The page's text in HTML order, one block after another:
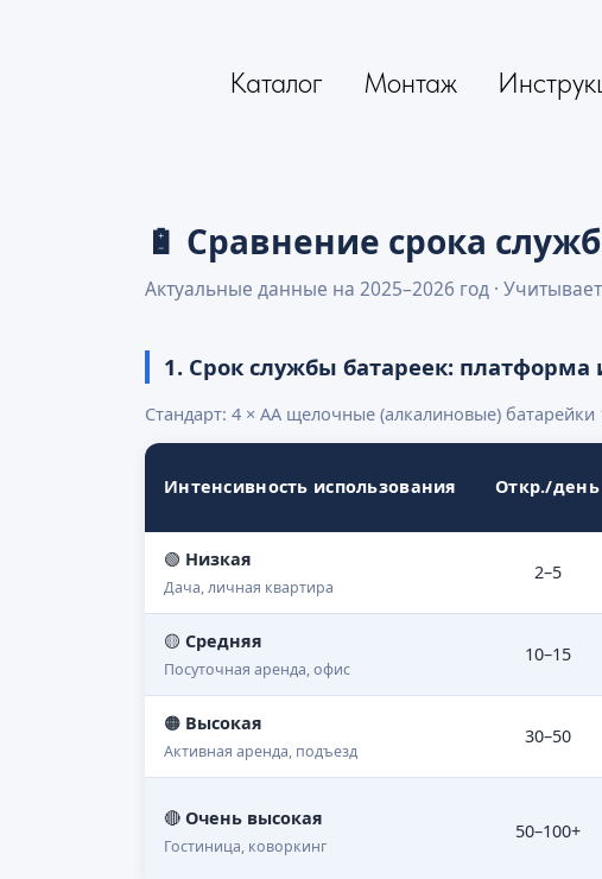
Каталог Монтаж
🔋 Сравнение срока
Актуальные данные на 2025–2026 год ·
1. Срок службы батареек: платформа
Стандарт: 4 × AA щелочные (алкалиновые)
Интенсивность использования Откр./день
🟢 Низкая
Дача, личная квартира
2–5
🟡 Средняя
Посуточная аренда, офис
10–15
🟠 Высокая
Активная аренда, подъезд
30–50
🔴 Очень высокая
Гостиница, коворкинг
50–100+